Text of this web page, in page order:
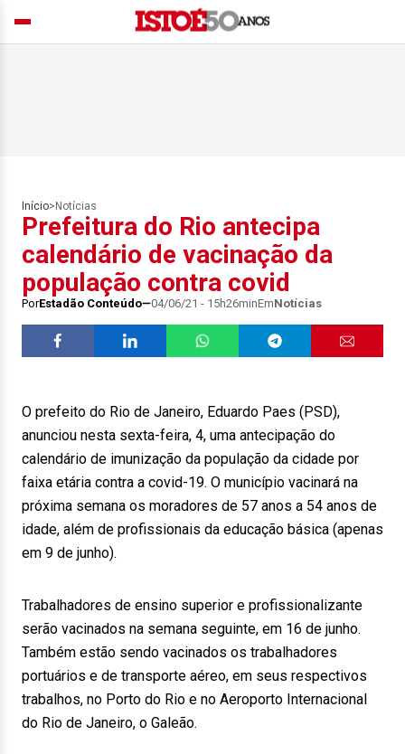
Início> Notícias
Prefeitura do Rio antecipa
calendário de vacinação da
população contra covid
PorEstadão Conteúdo 04/06/21 - 15h26minEmNotícias
O prefeito do Rio de Janeiro, Eduardo Paes (PSD),
anunciou nesta sexta-feira, 4, uma antecipação do
calendário de imunização da população da cidade por
faixa etária contra a covid-19. O município vacinará na
próxima semana os moradores de 57 anos a 54 anos de
idade, além de profissionais da educação básica (apenas
em 9 de junho).
Trabalhadores de ensino superior e profissionalizante
serão vacinados na semana seguinte, em 16 de junho.
Também estão sendo vacinados os trabalhadores
portuários e de transporte aéreo, em seus respectivos
trabalhos, no Porto do Rio e no Aeroporto Internacional
do Rio de Janeiro, o Galeão.